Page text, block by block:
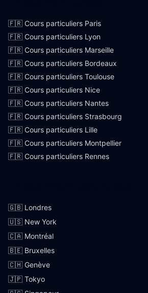
🇫🇷 Cours particuliers Paris
🇫🇷 Cours particuliers Lyon
🇫🇷 Cours particuliers Marseille
🇫🇷 Cours particuliers Bordeaux
🇫🇷 Cours particuliers Toulouse
🇫🇷 Cours particuliers Nice
🇫🇷 Cours particuliers Nantes
🇫🇷 Cours particuliers Strasbourg
🇫🇷 Cours particuliers Lille
🇫🇷 Cours particuliers Montpellier
🇫🇷 Cours particuliers Rennes
🇬🇧 Londres
🇺🇸 New York
🇨🇦 Montréal
🇧🇪 Bruxelles
🇨🇭 Genève
🇯🇵 Tokyo